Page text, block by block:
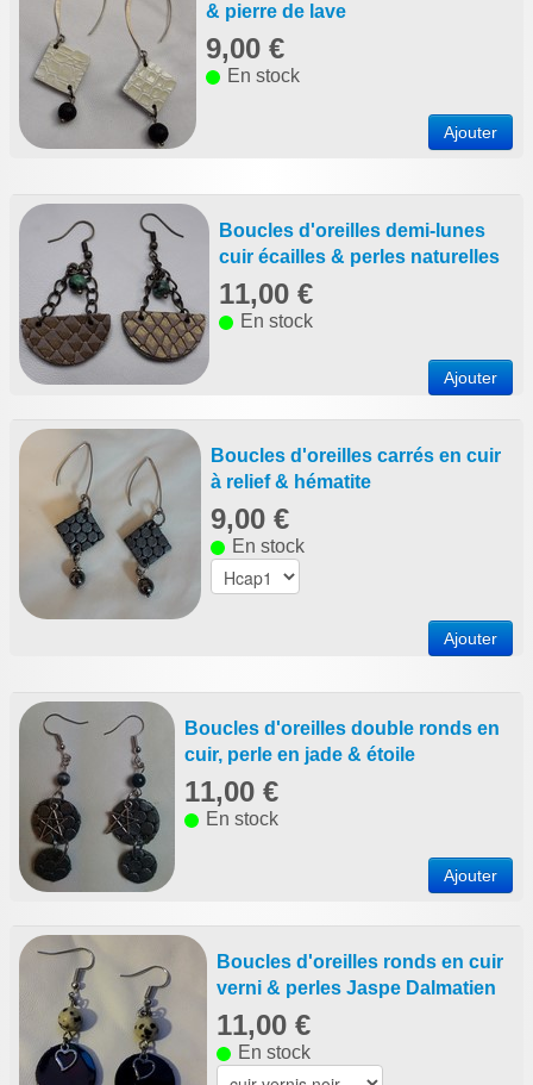
& pierre de lave
9,00 €
En stock
Ajouter
Boucles d'oreilles demi-lunes
cuir écailles & perles naturelles
11,00 €
En stock
Ajouter
Boucles d'oreilles carrés en cuir
à relief & hématite
9,00 €
En stock
Ajouter
Boucles d'oreilles double ronds en
cuir, perle en jade & étoile
11,00 €
En stock
Ajouter
Boucles d'oreilles ronds en cuir
verni & perles Jaspe Dalmatien
11,00 €
En stock